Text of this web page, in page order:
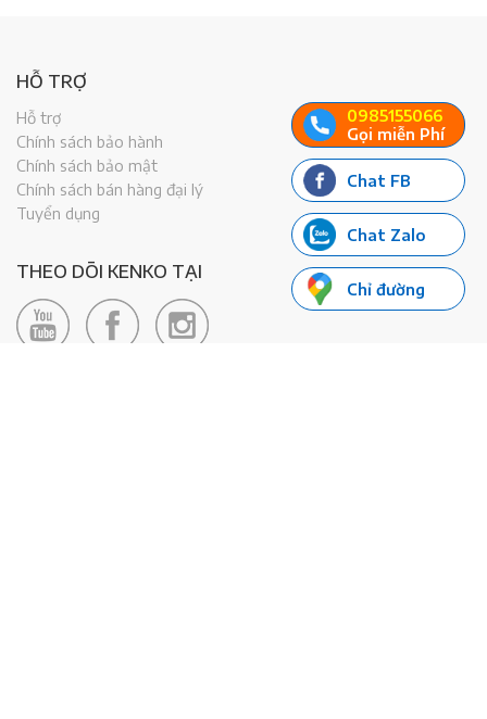
0985155066
Gọi miễn Phí
Chat FB
Chat Zalo
Chỉ đường
HỖ TRỢ
Hỗ trợ
Chính sách bảo hành
Chính sách bảo mật
Chính sách bán hàng đại lý
Tuyển dụng
THEO DÕI KENKO TẠI